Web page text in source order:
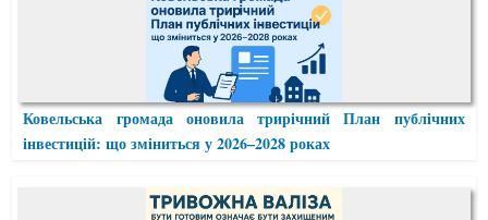
Ковельська громада оновила трирічний План публічних
інвестицій: що зміниться у 2026–2028 роках